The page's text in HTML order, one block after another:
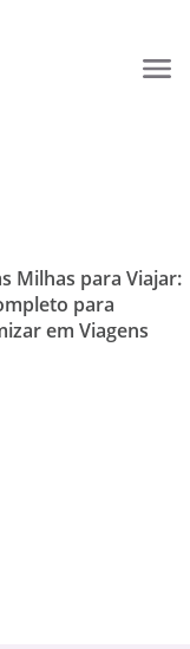
Milhas para Viajar:
para
em Viagens